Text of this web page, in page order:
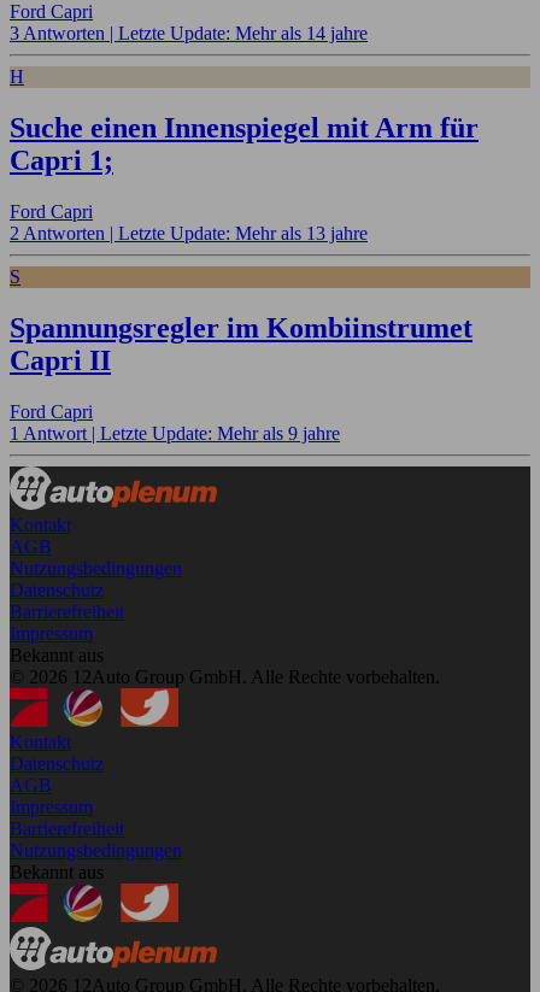
Ford Capri
3 Antworten | Letzte Update: Mehr als 14 jahre
H
Suche einen Innenspiegel mit Arm für
Capri 1;
Ford Capri
2 Antworten | Letzte Update: Mehr als 13 jahre
S
Spannungsregler im Kombiinstrumet
Capri II
Ford Capri
1 Antwort | Letzte Update: Mehr als 9 jahre
Kontakt
AGB
Nutzungsbedingungen
Datenschutz
Barrierefreiheit
Impressum
Bekannt aus
© 2026 12Auto Group GmbH. Alle Rechte vorbehalten.
Kontakt
Datenschutz
AGB
Impressum
Barrierefreiheit
Nutzungsbedingungen
Bekannt aus
© 2026 12Auto Group GmbH. Alle Rechte vorbehalten.